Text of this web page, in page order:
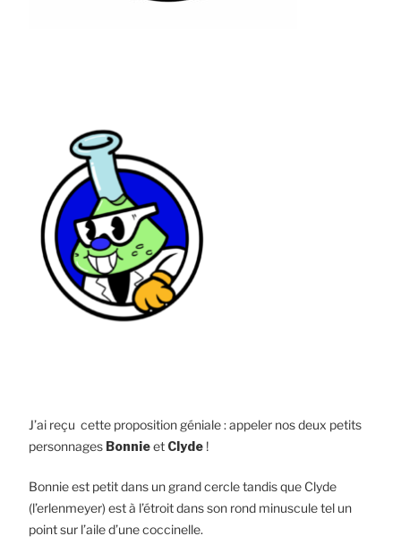
J’ai reçu cette proposition géniale : appeler nos deux petits
personnages Bonnieet Clyde !
Bonnie est petit dans un grand cercle tandis que Clyde
(l’erlenmeyer) est à l’étroit dans son rond minuscule tel un
point sur l’aile d’une coccinelle.